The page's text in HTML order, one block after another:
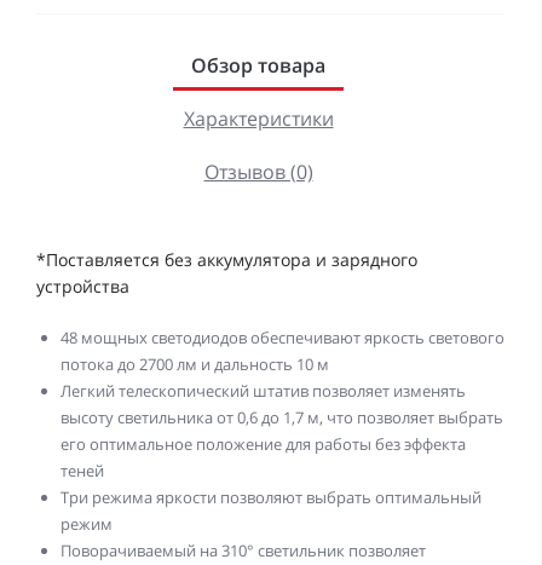
Обзор товара
Характеристики
Отзывов (0)
*Поставляется без аккумулятора и зарядного
устройства
48 мощных светодиодов обеспечивают яркость светового
потока до 2700 лм и дальность 10 м
Легкий телескопический штатив позволяет изменять
высоту светильника от 0,6 до 1,7 м, что позволяет выбрать
его оптимальное положение для работы без эффекта
теней
Три режима яркости позволяют выбрать оптимальный
режим
Поворачиваемый на 310° светильник позволяет